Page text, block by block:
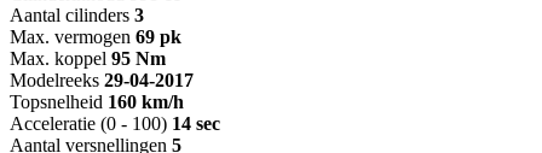
Aantal cilinders 3
Max. vermogen 69 pk
Max. koppel 95 Nm
Modelreeks 29-04-2017
Topsnelheid 160 km/h
Acceleratie (0 - 100) 14 sec
Aantal versnellingen 5